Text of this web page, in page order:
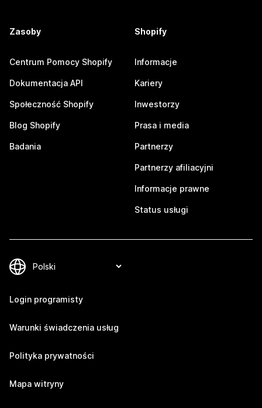
Zasoby
Centrum Pomocy Shopify
Dokumentacja API
Społeczność Shopify
Blog Shopify
Badania
Shopify
Informacje
Kariery
Inwestorzy
Prasa i media
Partnerzy
Partnerzy afiliacyjni
Informacje prawne
Status usługi
Login programisty
Warunki świadczenia usług
Polityka prywatności
Mapa witryny